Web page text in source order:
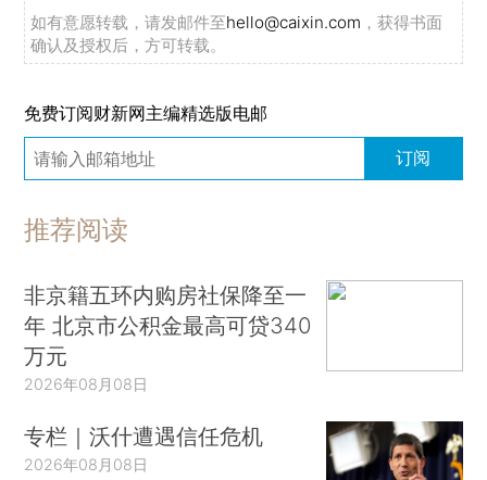
如有意愿转载，请发邮件至hello@caixin.com ，获得书面
确认及授权后，方可转载。
免费订阅财新网主编精选版电邮
订阅
推荐阅读
非京籍五环内购房社保降至一
年 北京市公积金最高可贷340
万元
2026年08月08日
专栏｜沃什遭遇信任危机
2026年08月08日